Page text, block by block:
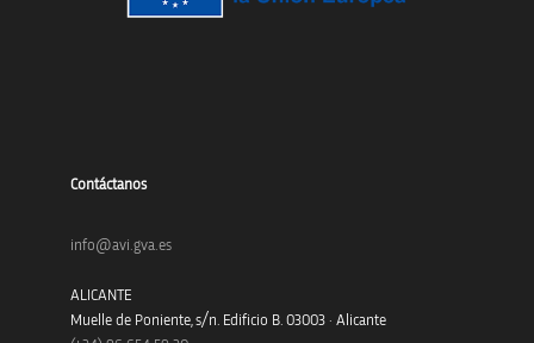
Contáctanos
info@avi.gva.es
ALICANTE
Muelle de Poniente, s/n. Edificio B. 03003 · Alicante